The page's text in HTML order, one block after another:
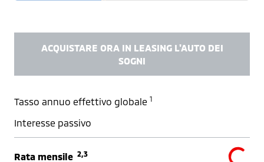
ACQUISTARE ORA IN LEASING L'AUTO DEI
SOGNI
Tasso annuo effettivo globale 1
Interesse passivo
Rata mensile 2,3